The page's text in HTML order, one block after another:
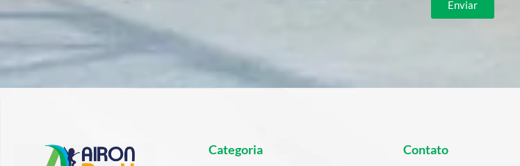
Enviar
Categoria Contato